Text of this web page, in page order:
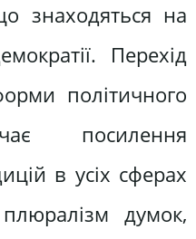
знаходяться на
Перехід
політичного
посилення
в усіх сферах
думок,